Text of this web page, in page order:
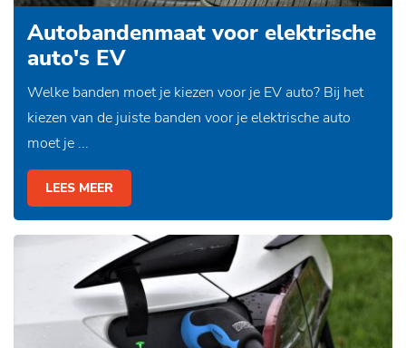
Autobandenmaat voor elektrische
auto's EV
Welke banden moet je kiezen voor je EV auto? Bij het
kiezen van de juiste banden voor je elektrische auto
moet je ...
LEES MEER